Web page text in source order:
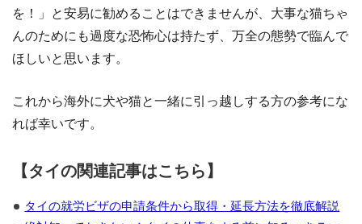
を！」と安易に勧めることはできませんが、大事な猫ちゃ
んのためにも過度な恐怖心は持たず、万全の態勢で臨んで
ほしいと思います。
これから海外に犬や猫と一緒に引っ越しする方の参考にな
れば幸いです。
【タイの関連記事はこちら】
タイの就労ビザの申請条件から取得・延長方法を徹底解説